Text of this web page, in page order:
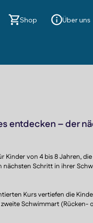
Shop Über uns
entdecken – der
Kinder von 4 bis 8 Jahren,
Schritt in ihrer
Kurs vertiefen die
Schwimmart (Rücken-